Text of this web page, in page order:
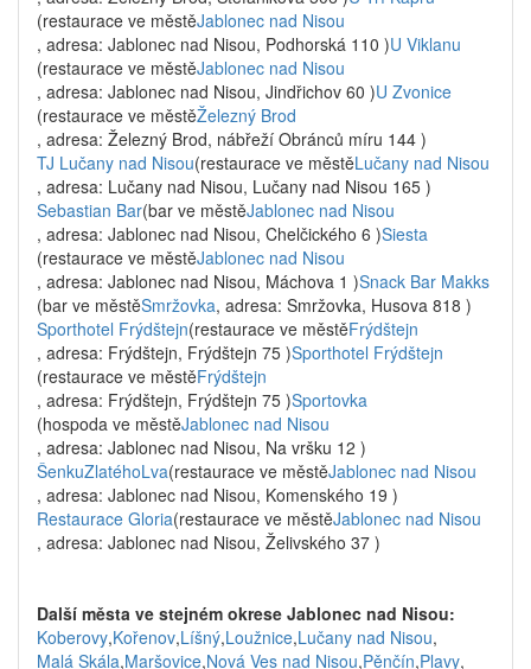
(restaurace ve městěJablonec nad Nisou
, adresa: Jablonec nad Nisou, Podhorská 110 )U Viklanu
(restaurace ve městěJablonec nad Nisou
, adresa: Jablonec nad Nisou, Jindřichov 60 )U Zvonice
(restaurace ve městěŽelezný Brod
, adresa: Železný Brod, nábřeží Obránců míru 144 )
TJ Lučany nad Nisou(restaurace ve městěLučany nad Nisou
, adresa: Lučany nad Nisou, Lučany nad Nisou 165 )
Sebastian Bar(bar ve městěJablonec nad Nisou
, adresa: Jablonec nad Nisou, Chelčického 6 )Siesta
(restaurace ve městěJablonec nad Nisou
, adresa: Jablonec nad Nisou, Máchova 1 )Snack Bar Makks
(bar ve městěSmržovka, adresa: Smržovka, Husova 818 )
Sporthotel Frýdštejn(restaurace ve městěFrýdštejn
, adresa: Frýdštejn, Frýdštejn 75 )Sporthotel Frýdštejn
(restaurace ve městěFrýdštejn
, adresa: Frýdštejn, Frýdštejn 75 )Sportovka
(hospoda ve městěJablonec nad Nisou
, adresa: Jablonec nad Nisou, Na vršku 12 )
ŠenkuZlatéhoLva(restaurace ve městěJablonec nad Nisou
, adresa: Jablonec nad Nisou, Komenského 19 )
Restaurace Gloria(restaurace ve městěJablonec nad Nisou
, adresa: Jablonec nad Nisou, Želivského 37 )
Další města ve stejném okrese Jablonec nad Nisou:
Koberovy,Kořenov,Líšný,Loužnice,Lučany nad Nisou,
Malá Skála,Maršovice,Nová Ves nad Nisou,Pěnčín,Plavy,